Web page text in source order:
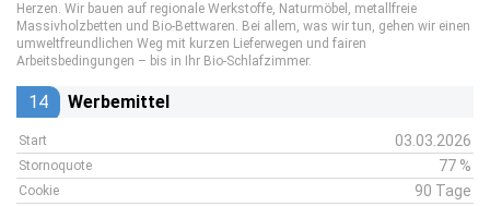
Herzen. Wir bauen auf regionale Werkstoffe, Naturmöbel, metallfreie
Massivholzbetten und Bio-Bettwaren. Bei allem, was wir tun, gehen wir einen
umweltfreundlichen Weg mit kurzen Lieferwegen und fairen
Arbeitsbedingungen – bis in Ihr Bio-Schlafzimmer.
14 Werbemittel
Start 03.03.2026
Stornoquote 77 %
Cookie 90 Tage